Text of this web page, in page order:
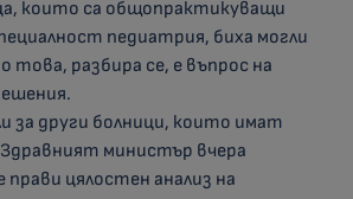
които са общопрактикуващи
педиатрия, биха могли
това, разбира се, е въпрос на
за други болници, които имат
министър вчера
прави цялостен анализ на